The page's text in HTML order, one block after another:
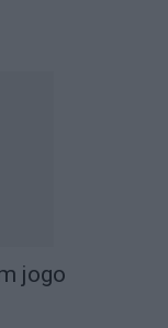
jogo